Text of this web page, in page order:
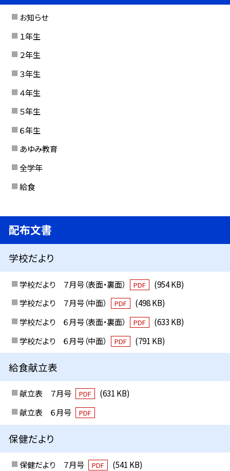
お知らせ
１年生
２年生
３年生
４年生
５年生
６年生
あゆみ教育
全学年
給食
配布文書
学校だより
学校だより ７月号（表面・裏面） PDF
(954 KB)
学校だより ７月号（中面）
PDF
(498 KB)
学校だより ６月号（表面・裏面）
PDF
(633 KB)
学校だより ６月号（中面）
PDF (791 KB)
給食献立表
献立表 ７月号 PDF
(631 KB)
献立表 ６月号
PDF
保健だより
保健だより ７月号 PDF
(541 KB)